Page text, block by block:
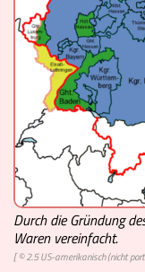
Durch die Gründung
Waren vereinfacht.
[ © 2.5 US-amerikanisch (nicht